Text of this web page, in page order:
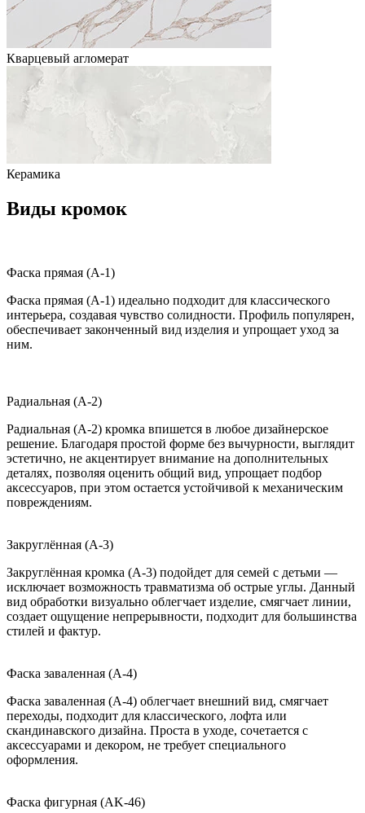
Кварцевый агломерат
Керамика
Виды кромок
Фаска прямая (A-1)
Фаска прямая (A-1) идеально подходит для классического
интерьера, создавая чувство солидности. Профиль популярен,
обеспечивает законченный вид изделия и упрощает уход за
ним.
Радиальная (A-2)
Радиальная (A-2) кромка впишется в любое дизайнерское
решение. Благодаря простой форме без вычурности, выглядит
эстетично, не акцентирует внимание на дополнительных
деталях, позволяя оценить общий вид, упрощает подбор
аксессуаров, при этом остается устойчивой к механическим
повреждениям.
Закруглённая (A-3)
Закруглённая кромка (A-3) подойдет для семей с детьми —
исключает возможность травматизма об острые углы. Данный
вид обработки визуально облегчает изделие, смягчает линии,
создает ощущение непрерывности, подходит для большинства
стилей и фактур.
Фаска заваленная (A-4)
Фаска заваленная (A-4) облегчает внешний вид, смягчает
переходы, подходит для классического, лофта или
скандинавского дизайна. Проста в уходе, сочетается с
аксессуарами и декором, не требует специального
оформления.
Фаска фигурная (AK-46)